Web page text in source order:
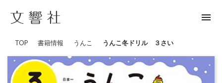
menu
TOP 書籍情報 うんこ うんこ冬ドリル ３さい